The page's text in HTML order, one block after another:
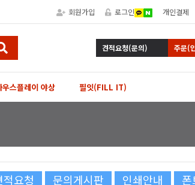
회원가입 로그인 개인결제
견적요청(문의) 주문(
우스플레이 야상 필잇(FILL IT)
적요청 문의게시판 인쇄안내 폰